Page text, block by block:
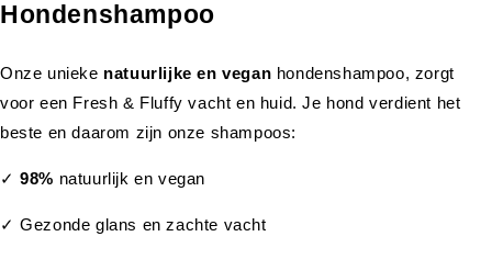
Hondenshampoo
Onze unieke natuurlijke en vegan hondenshampoo, zorgt
voor een Fresh & Fluffy vacht en huid. Je hond verdient het
beste en daarom zijn onze shampoos:
✓98% natuurlijk en vegan
✓ Gezonde glans en zachte vacht